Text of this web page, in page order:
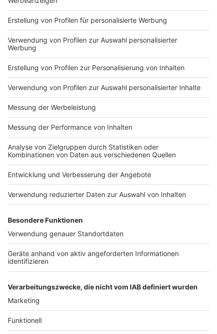
Weltausstellung
etwa auf freie Meinungsäußerung und
Versammlungsfreiheit sind der US-Organisation
Freedom House zufolge massiv beschnitten. Zudem
gibt es immer wieder Berichte über den Ausbau der
umfassenden Überwachung, sowohl im Internet wie
auch im öffentlichen Raum, etwa durch
Gesichtserkennungstechnik. Die Überwachungstechnik
in den Emiraten gilt als so fortgeschritten wie in nur
wenigen anderen Ländern der Welt. Die aus sieben
Emiraten bestehende Föderation wird von Präsident
Mohammed bin Sajid beherrscht.
Die unrechtmäßige Haft von Aktivisten wie dem
prominenten Blogger Ahmed Mansur bringen dem Land
Kritik ein, wie auch die eingeschränkten Rechte von
Gemeinde. «Außerhalb werden wir nichts sehen, wie es
Susann Scherbarth. Auch im vergangenen Jahr, im
autoritär regierten Ägypten, waren Proteste von
Aktivistinnen und Aktivisten rund um das Treffen quasi
unmöglich - nur auf dem Gelände selbst, das während
der Konferenz Territorium der Vereinten Nationen ist,
Anzeige